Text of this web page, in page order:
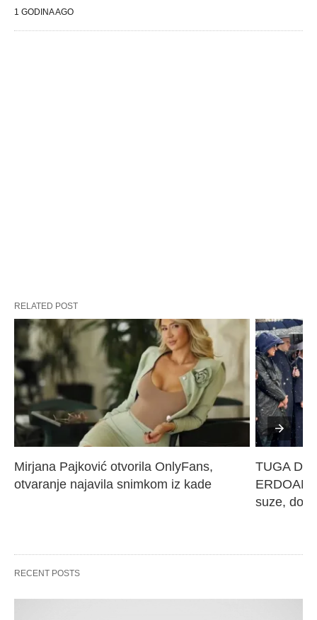
1 GODINA AGO
RELATED POST
Mirjana Pajković otvorila OnlyFans,
otvaranje najavila snimkom iz kade
TUGA DO
suze,
RECENT POSTS